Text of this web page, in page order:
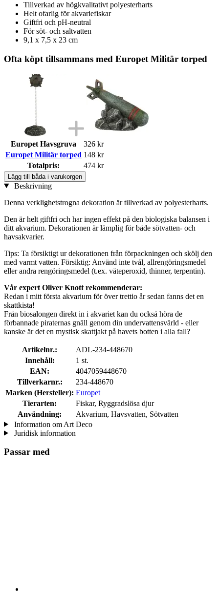
Tillverkad av högkvalitativt polyesterharts
Helt ofarlig för akvariefiskar
Giftfri och pH-neutral
För söt- och saltvatten
9,1 x 7,5 x 23 cm
Ofta köpt tillsammans med Europet Militär torped
Europet Havsgruva
326 kr
Europet Militär torped 148 kr
Totalpris:
474 kr
Lägg till båda i varukorgen
Beskrivning
Denna verklighetstrogna dekoration är tillverkad av polyesterharts.
Den är helt giftfri och har ingen effekt på den biologiska balansen i
ditt akvarium. Dekorationen är lämplig för både sötvatten- och
havsakvarier.
Tips: Ta försiktigt ur dekorationen från förpackningen och skölj den
med varmt vatten. Försiktig: Använd inte tvål, allrengöringsmedel
eller andra rengöringsmedel (t.ex. väteperoxid, thinner, terpentin).
Vår expert Oliver Knott rekommenderar:
Redan i mitt första akvarium för över trettio år sedan fanns det en
skattkista!
Från biosalongen direkt in i akvariet kan du också höra de
förbannade piraternas gnäll genom din undervattensvärld - eller
kanske är det en mystisk skattjakt på havets botten i alla fall?
Artikelnr.:
ADL-234-448670
Innehåll:
1 st.
EAN:
4047059448670
Tillverkarnr.:
234-448670
Marken (Hersteller): Europet
Tierarten:
Fiskar, Ryggradslösa djur
Användning:
Akvarium, Havsvatten, Sötvatten
Information om Art Deco
Juridisk information
Passar med